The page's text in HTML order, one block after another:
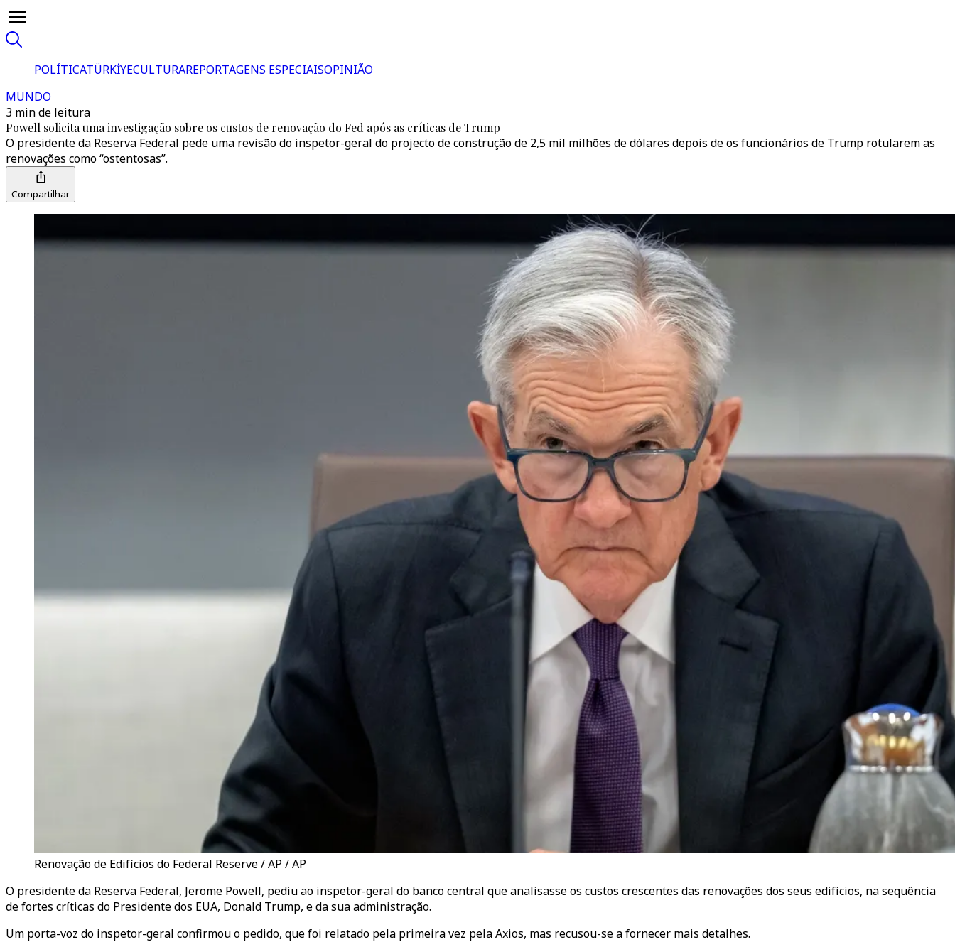
POLÍTICATÜRKİYECULTURAREPORTAGENS ESPECIAISOPINIÃO
MUNDO
3 min de leitura
Powell solicita uma investigação sobre os custos de renovação do Fed após as críticas de Trump
O presidente da Reserva Federal pede uma revisão do inspetor-geral do projecto de construção de 2,5 mil milhões de dólares depois de os funcionários de Trump rotularem as
renovações como “ostentosas”.
Compartilhar
Renovação de Edifícios do Federal Reserve / AP / AP
O presidente da Reserva Federal, Jerome Powell, pediu ao inspetor-geral do banco central que analisasse os custos crescentes das renovações dos seus edifícios, na sequência
de fortes críticas do Presidente dos EUA, Donald Trump, e da sua administração.
Um porta-voz do inspetor-geral confirmou o pedido, que foi relatado pela primeira vez pela Axios, mas recusou-se a fornecer mais detalhes.